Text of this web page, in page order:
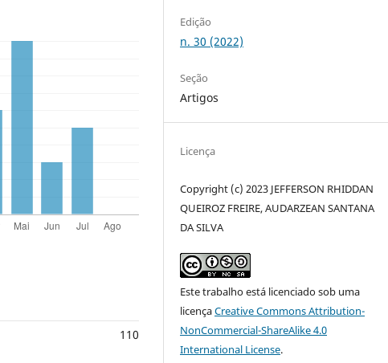
110
Edição
n. 30 (2022)
Seção
Artigos
Licença
Copyright (c) 2023 JEFFERSON RHIDDAN
QUEIROZ FREIRE, AUDARZEAN SANTANA
DA SILVA
Este trabalho está licenciado sob uma
licençaCreative Commons Attribution-
NonCommercial-ShareAlike 4.0
International License.